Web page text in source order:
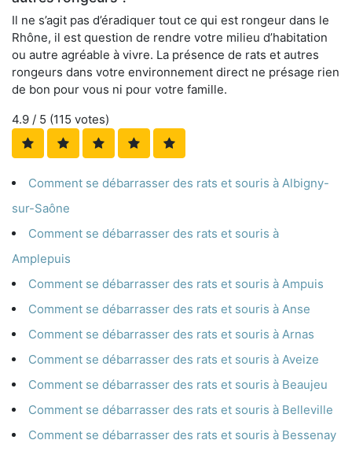
Il ne s’agit pas d’éradiquer tout ce qui est rongeur dans le
Rhône, il est question de rendre votre milieu d’habitation
ou autre agréable à vivre. La présence de rats et autres
rongeurs dans votre environnement direct ne présage rien
de bon pour vous ni pour votre famille.
4.9 / 5 (115 votes)
Comment se débarrasser des rats et souris à Albigny-
sur-Saône
Comment se débarrasser des rats et souris à
Amplepuis
Comment se débarrasser des rats et souris à Ampuis
Comment se débarrasser des rats et souris à Anse
Comment se débarrasser des rats et souris à Arnas
Comment se débarrasser des rats et souris à Aveize
Comment se débarrasser des rats et souris à Beaujeu
Comment se débarrasser des rats et souris à Belleville
Comment se débarrasser des rats et souris à Bessenay